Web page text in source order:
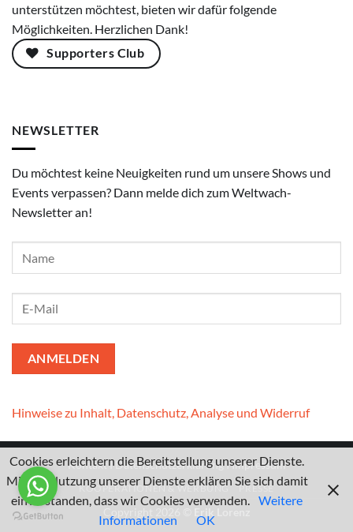
unterstützen möchtest, bieten wir dafür folgende
Möglichkeiten. Herzlichen Dank!
Supporters Club
NEWSLETTER
Du möchtest keine Neuigkeiten rund um unsere Shows und
Events verpassen? Dann melde dich zum Weltwach-
Newsletter an!
Hinweise zu Inhalt, Datenschutz, Analyse und Widerruf
KontaktI DatenschutzerklärungIImpressum
KOOPERATIONEN & WERBUNG PRESSE
Cookies erleichtern die Bereitstellung unserer Dienste.
Mit der Nutzung unserer Dienste erklären Sie sich damit
einverstanden, dass wir Cookies verwenden. Weitere
Informationen
OK